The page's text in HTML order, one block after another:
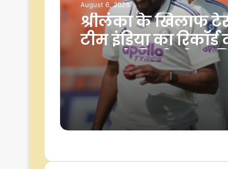
August 6, 2026
श्रीलंका के खिलाफ
टीम इंडिया का रिकॉर्ड
2015 में मिली थी